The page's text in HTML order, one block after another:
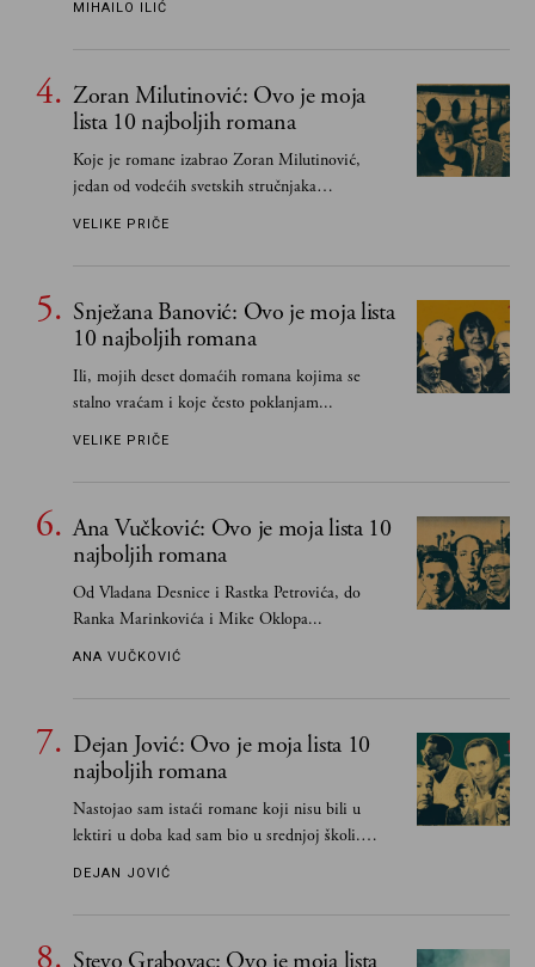
MIHAILO ILIĆ
Zoran Milutinović: Ovo je moja
lista 10 najboljih romana
Koje je romane izabrao Zoran Milutinović,
jedan od vodećih svetskih stručnjaka
južnoslovenske književnosti
VELIKE PRIČE
Snježana Banović: Ovo je moja lista
10 najboljih romana
Ili, mojih deset domaćih romana kojima se
stalno vraćam i koje često poklanjam...
VELIKE PRIČE
Ana Vučković: Ovo je moja lista 10
najboljih romana
Od Vladana Desnice i Rastka Petrovića, do
Ranka Marinkovića i Mike Oklopa...
ANA VUČKOVIĆ
Dejan Jović: Ovo je moja lista 10
najboljih romana
Nastojao sam istaći romane koji nisu bili u
lektiri u doba kad sam bio u srednjoj školi.
Smatrao sam da su "klasici" već dovoljno
DEJAN JOVIĆ